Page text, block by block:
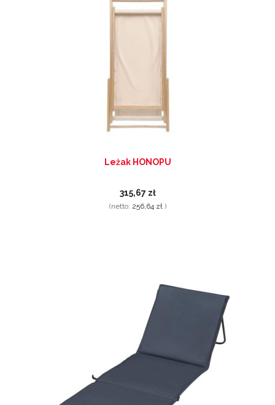
Leżak HONOPU
315,67 zł
(netto: 256,64 zł)